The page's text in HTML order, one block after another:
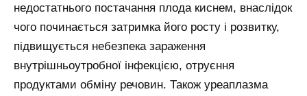
недостатнього постачання плода киснем, внаслідок
чого починається затримка його росту і розвитку,
підвищується небезпека зараження
внутрішньоутробної інфекцією, отруєння
продуктами обміну речовин. Також уреаплазма